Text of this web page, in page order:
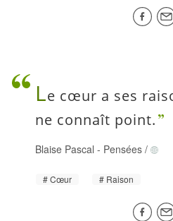
Le cœur a ses
ne connaît point.
Blaise Pascal - Pensées /
Cœur Raison